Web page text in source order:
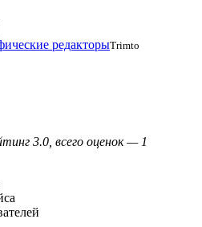
редакторыTrimto
3.0, всего оценок — 1